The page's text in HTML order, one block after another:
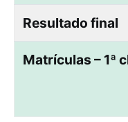
Resultado final
Matrículas – 1ª